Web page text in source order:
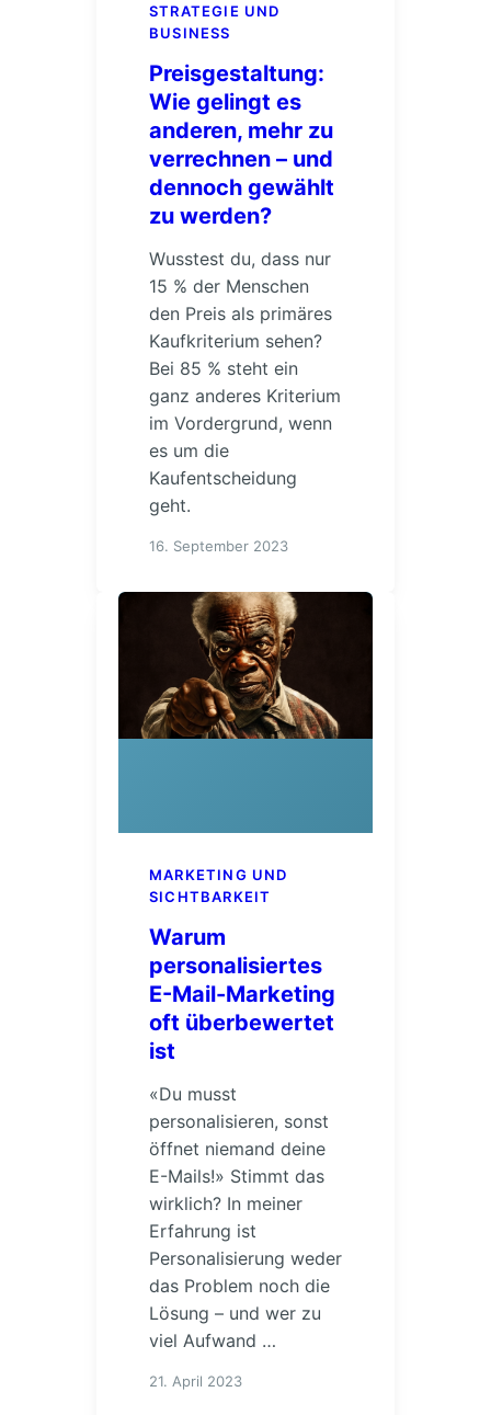
STRATEGIE UND
BUSINESS
Preisgestaltung:
Wie gelingt es
anderen, mehr zu
verrechnen – und
dennoch gewählt
zu werden?
Wusstest du, dass nur
15 % der Menschen
den Preis als primäres
Kaufkriterium sehen?
Bei 85 % steht ein
ganz anderes Kriterium
im Vordergrund, wenn
es um die
Kaufentscheidung
geht.
16. September 2023
MARKETING UND
SICHTBARKEIT
Warum
personalisiertes
E-Mail-Marketing
oft überbewertet
ist
«Du musst
personalisieren, sonst
öffnet niemand deine
E-Mails!» Stimmt das
wirklich? In meiner
Erfahrung ist
Personalisierung weder
das Problem noch die
Lösung – und wer zu
viel Aufwand …
21. April 2023